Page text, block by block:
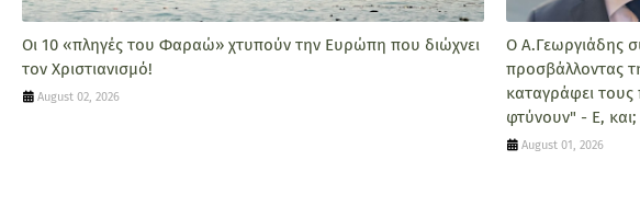
Οι 10 «πληγές του Φαραώ» χτυπούν την Ευρώπη που διώχνει
τον Χριστιανισμό!
August 02, 2026
Ο Α.Γεωργιάδης
προσβάλλοντας
καταγράφει τους
φτύνουν" - Ε, και;
August 01, 2026